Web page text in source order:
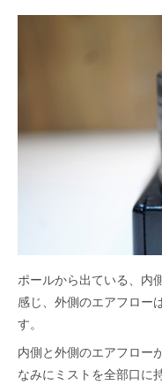
ポールから出ている、内
感じ、外側のエアフロー
す。
内側と外側のエアフロー
なみにミストを全部口に